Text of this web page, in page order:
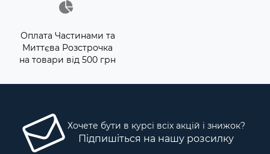
Оплата Частинами та
Миттєва Розстрочка
на товари від 500 грн
Хочете бути в курсі всіх акцій і знижок?
Підпишіться на нашу розсилку